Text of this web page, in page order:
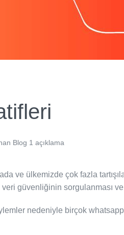
Blog 1 açıklama
ve ülkemizde çok fazla
güvenliğinin sorgulanması
nedeniyle birçok